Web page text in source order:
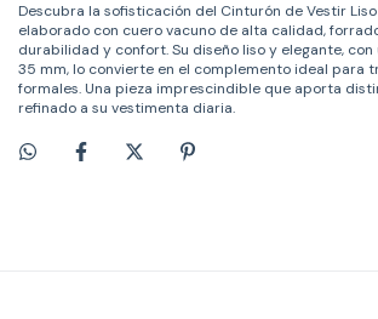
Descubra la sofisticación del Cinturón de Vestir Liso
elaborado con cuero vacuno de alta calidad,
durabilidad y confort. Su diseño liso y elegante,
35 mm, lo convierte en el complemento ideal para
formales. Una pieza imprescindible que aporta
refinado a su vestimenta diaria.